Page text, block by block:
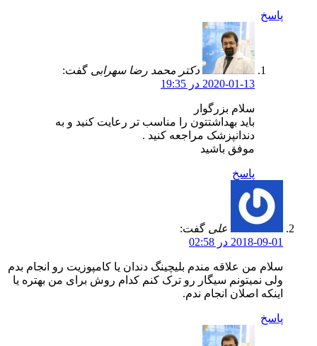
پاسخ
دکتر محمد رضا سهرابی گفت:
2020-01-13 در 19:35
سلام بزرگوار
باید بهداشتتون را مناسب تر رعایت کنید و به
دندانپزشک مراجعه کنید .
موفق باشید
پاسخ
علی گفت:
2018-09-01 در 02:58
سلام من علاقه مندم بلیچینگ دندان یا کامپوزیت رو انجام بدم
ولی نمیتونم سیگار رو ترک کنم کدام روش برای من بهتره یا
اینکه اصلان انجام ندم.
پاسخ